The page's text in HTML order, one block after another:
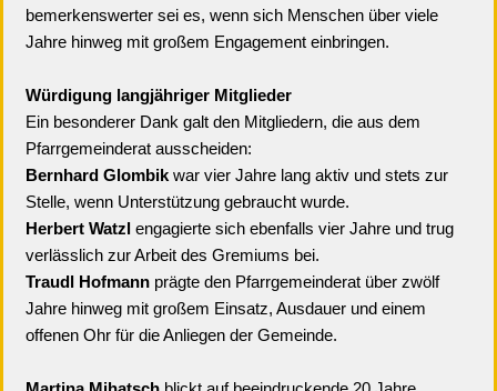
bemerkenswerter sei es, wenn sich Menschen über viele
Jahre hinweg mit großem Engagement einbringen.
Würdigung langjähriger Mitglieder
Ein besonderer Dank galt den Mitgliedern, die aus dem
Pfarrgemeinderat ausscheiden:
Bernhard Glombik war vier Jahre lang aktiv und stets zur
Stelle, wenn Unterstützung gebraucht wurde.
Herbert Watzl engagierte sich ebenfalls vier Jahre und trug
verlässlich zur Arbeit des Gremiums bei.
Traudl Hofmann prägte den Pfarrgemeinderat über zwölf
Jahre hinweg mit großem Einsatz, Ausdauer und einem
offenen Ohr für die Anliegen der Gemeinde.